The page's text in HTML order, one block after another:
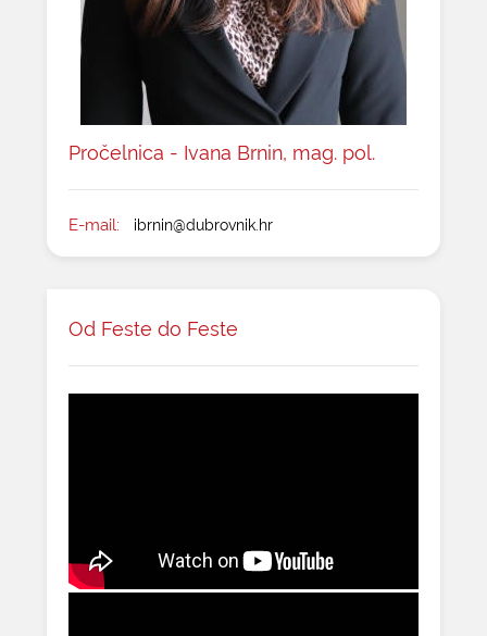
Pročelnica - Ivana Brnin, mag. pol.
E-mail: ibrnin@dubrovnik.hr
Od Feste do Feste